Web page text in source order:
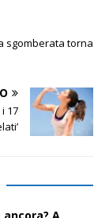
sgomberata torna
17